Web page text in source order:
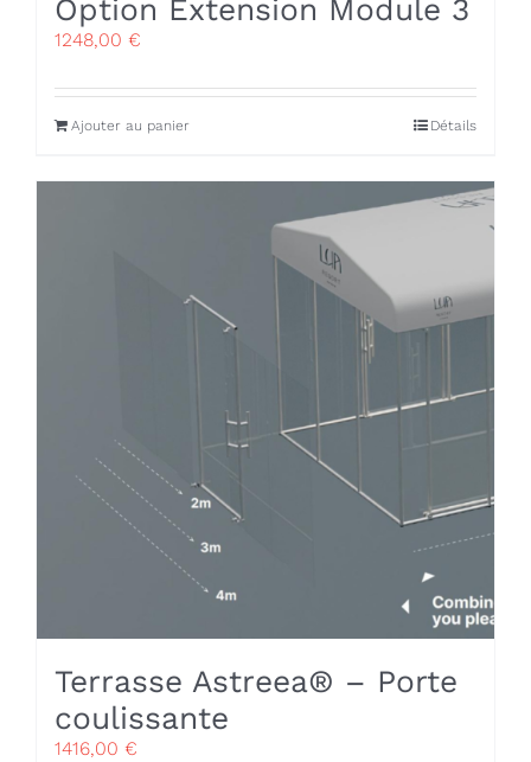
Option Extension Module 3
1248,00 €
Ajouter au panier Détails
Terrasse Astreea® – Porte
coulissante
1416,00 €